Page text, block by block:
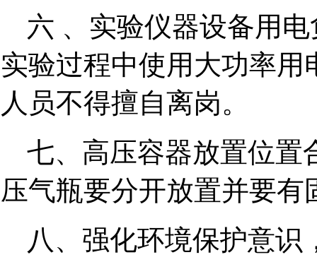
六 、实验仪器设备用
实验过程中使用大功率
人员不得擅自离岗。
七、高压容器放置位置
压气瓶要分开放置并要有
八、强化环境保护意识